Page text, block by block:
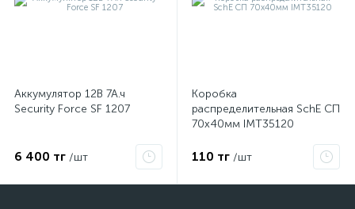
Аккумулятор 12В 7А.ч
Security Force SF 1207
6 400 тг /шт
Коробка
распределительная SchE СП
70х40мм IMT35120
110 тг /шт